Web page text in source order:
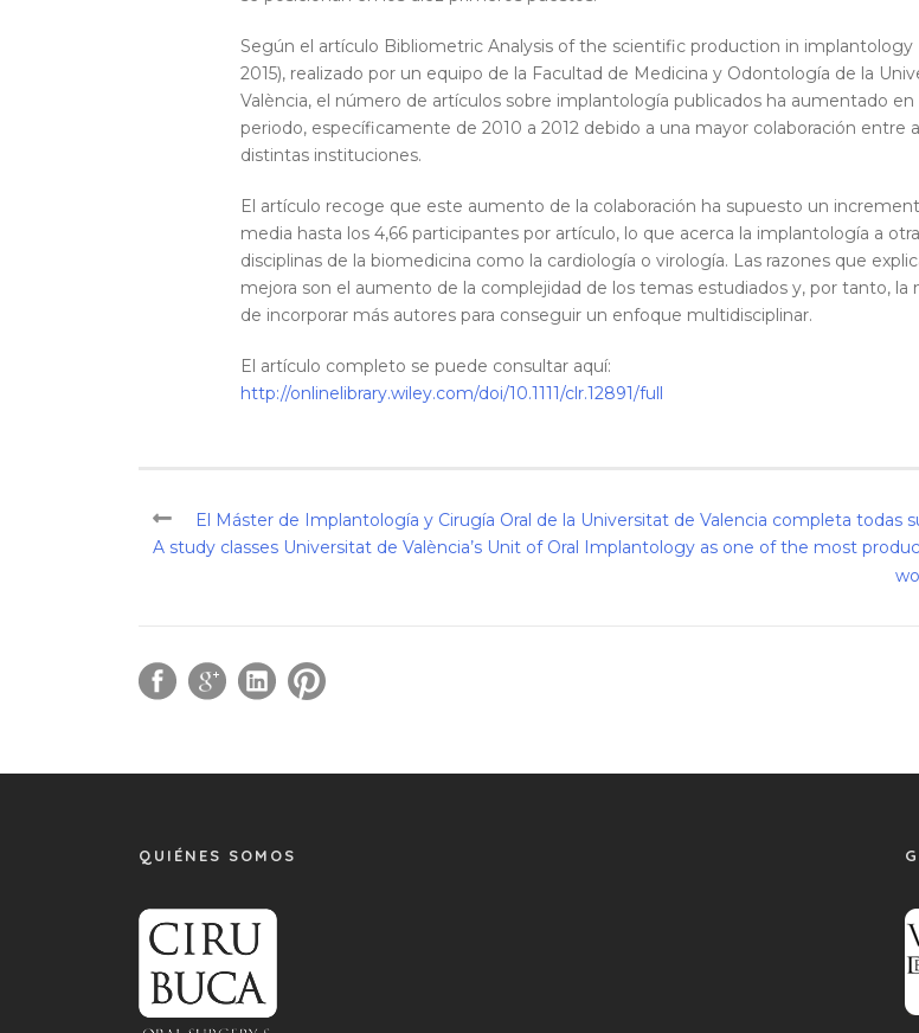
Según el artículo Bibliometric Analysis of the scientific production in implantology
2015), realizado por un equipo de la Facultad de Medicina y Odontología de la
València, el número de artículos sobre implantología publicados ha aumentado en
periodo, específicamente de 2010 a 2012 debido a una mayor colaboración entre
distintas instituciones.
El artículo recoge que este aumento de la colaboración ha supuesto un
media hasta los 4,66 participantes por artículo, lo que acerca la implantología a
disciplinas de la biomedicina como la cardiología o virología. Las razones que
mejora son el aumento de la complejidad de los temas estudiados y, por tanto, la
de incorporar más autores para conseguir un enfoque multidisciplinar.
El artículo completo se puede consultar aquí:
http://onlinelibrary.wiley.com/doi/10.1111/clr.12891/full
El Máster de Implantología y Cirugía Oral de la Universitat de Valencia completa todas
A study classes Universitat de València’s Unit of Oral Implantology as one of the most
QUIÉNES SOMOS